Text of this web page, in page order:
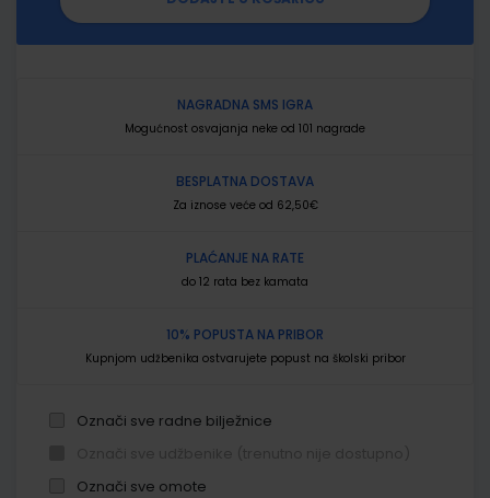
NAGRADNA SMS IGRA
Mogućnost osvajanja neke od 101 nagrade
BESPLATNA DOSTAVA
Za iznose veće od 62,50€
PLAĆANJE NA RATE
do 12 rata bez kamata
10% POPUSTA NA PRIBOR
Kupnjom udžbenika ostvarujete popust na školski pribor
Označi sve radne bilježnice
Označi sve omote